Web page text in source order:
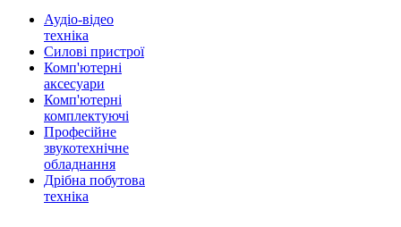
Аудіо-відео
техніка
Силові пристрої
Комп'ютерні
аксесуари
Комп'ютерні
комплектуючі
Професійне
звукотехнічне
обладнання
Дрібна побутова
техніка